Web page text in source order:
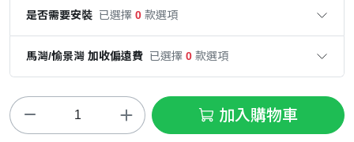
是否需要安裝 已選擇 0 款選項
馬灣/愉景灣 加收偏遠費 已選擇 0 款選項
加入購物車